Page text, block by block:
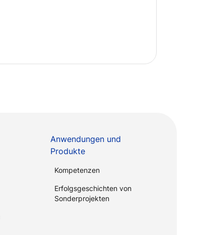
Anwendungen und
Produkte
Kompetenzen
Erfolgsgeschichten von
Sonderprojekten